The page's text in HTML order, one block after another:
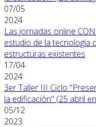
07/05
2024
Las jornadas online
estudio de la tecnología
estructuras existentes
17/04
2024
3er Taller III Ciclo
la edificación" (25 abril
05/12
2023